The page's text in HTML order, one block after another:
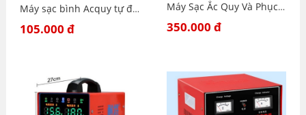
Máy sạc bình Acquy tự động 12V cho xe Ô tô, xe máy - Sạc ắc quy
105.000 đ
Máy Sạc Ắc Quy Và Phục Hồi Bình Ắc Quy 12V 24V 200AH AJ-618E - Sạc Acquy Khu sunfat- AJ-618E
350.000 đ